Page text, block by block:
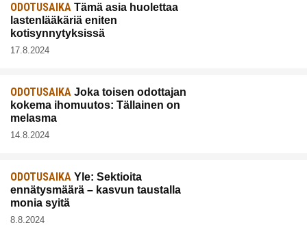
ODOTUSAIKA Tämä asia huolettaa
lastenlääkäriä eniten
kotisynnytyksissä
17.8.2024
ODOTUSAIKA Joka toisen odottajan
kokema ihomuutos: Tällainen on
melasma
14.8.2024
ODOTUSAIKA Yle: Sektioita
ennätysmäärä – kasvun taustalla
monia syitä
8.8.2024